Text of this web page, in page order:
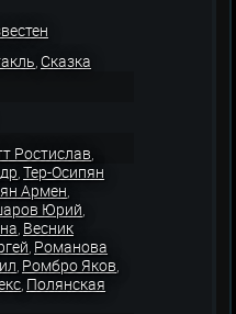
,Сказка
Ростислав,
,Тер-Осипян
Армен,
Юрий,
, Весник
, Романова
, Ромбро Яков,
, Полянская